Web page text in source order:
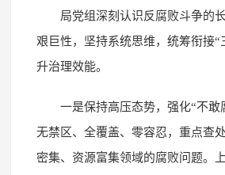
局党组深刻认识反腐败斗争的
艰巨性，坚持系统思维，统筹衔接“
升治理效能。
一是保持高压态势，强化“不敢
无禁区、全覆盖、零容忍，重点查
密集、资源富集领域的腐败问题。